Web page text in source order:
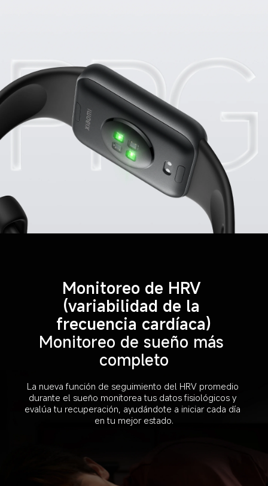
Monitoreo de HRV
(variabilidad de la
frecuencia cardíaca)
Monitoreo de sueño más
completo
La nueva función de seguimiento del HRV promedio
durante el sueño monitorea tus datos fisiológicos y
evalúa tu recuperación, ayudándote a iniciar cada día
en tu mejor estado.